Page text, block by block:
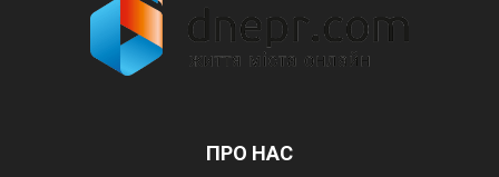
ПРО НАС